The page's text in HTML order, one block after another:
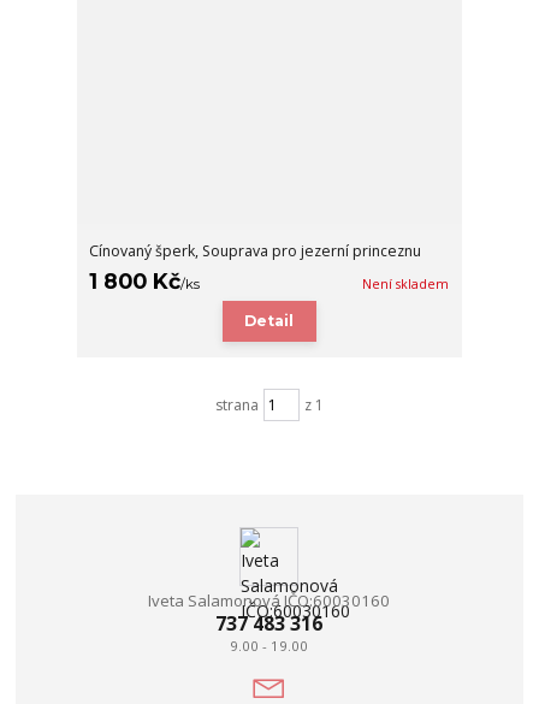
Cínovaný šperk, Souprava pro jezerní princeznu
1 800 Kč/ks Není skladem
Detail
strana z 1
Iveta Salamonová IČO:60030160
737 483 316
9.00 - 19.00